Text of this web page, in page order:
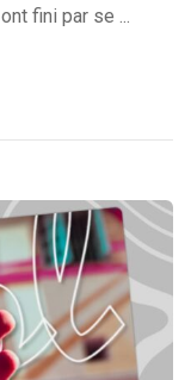
fini par se ...